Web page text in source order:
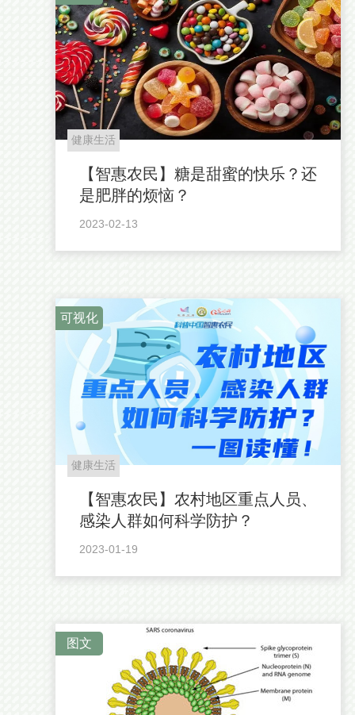
健康生活
【智惠农民】糖是甜蜜的快乐？还
是肥胖的烦恼？
2023-02-13
可视化
健康生活
【智惠农民】农村地区重点人员、
感染人群如何科学防护？
2023-01-19
图文